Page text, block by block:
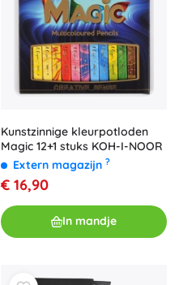
Kunstzinnige kleurpotloden
Magic 12+1 stuks KOH-I-NOOR
Extern magazijn ?
€ 16,90
In mandje